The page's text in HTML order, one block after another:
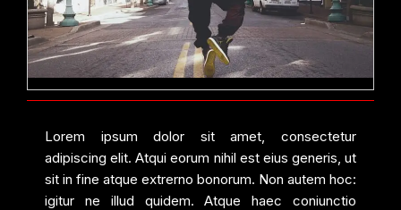
Lorem ipsum dolor sit amet, consectetur
adipiscing elit. Atqui eorum nihil est eius generis, ut
sit in fine atque extrerno bonorum. Non autem hoc:
igitur ne illud quidem. Atque haec coniunctio